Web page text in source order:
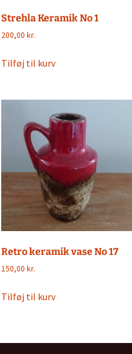
Strehla Keramik No 1
200,00 kr.
Tilføj til kurv
Retro keramik vase No 17
150,00 kr.
Tilføj til kurv